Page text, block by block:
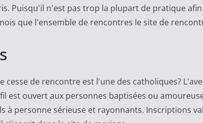
Puisqu'il n'est pas trop la plupart de pratique
que l'ensemble de rencontres le site de
de rencontre est l'une des catholiques?
ouvert aux personnes baptisées ou
personne sérieuse et rayonnants. Inscriptions